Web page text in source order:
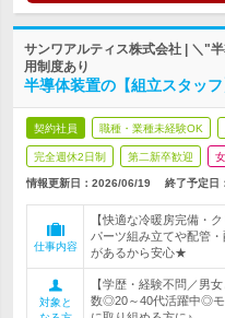
サンワアルティス株式会社 | ＼"
用制度あり
半導体装置の【組立スタッ
契約社員 職種・業種未経験OK
完全週休2日制 第二新卒歓迎
情報更新日：2026/06/19 終了予定日：
仕事内容
【快適な冷暖房完備・
パーツ組み立てや配管
があるから安心★
対象と
【学歴・経験不問／男
数◎20～40代活躍中◎モ